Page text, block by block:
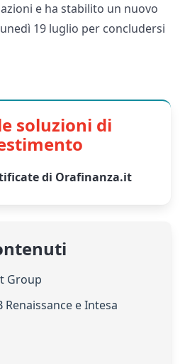
e ha stabilito un nuovo
19 luglio per concludersi
soluzioni di
di Orafinanza.it
Group
Renaissance e Intesa